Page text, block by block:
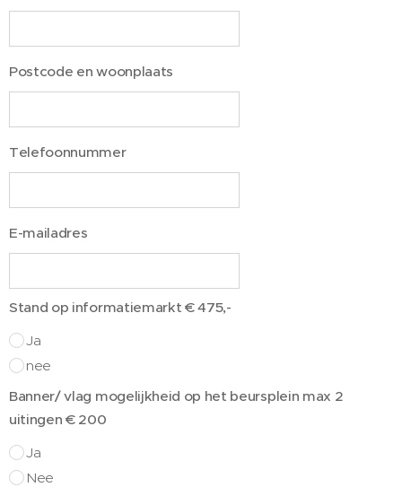
Postcode en woonplaats
Telefoonnummer
E-mailadres
Stand op informatiemarkt € 475,-
Ja
nee
Banner/ vlag mogelijkheid op het beursplein max 2
uitingen € 200
Ja
Nee